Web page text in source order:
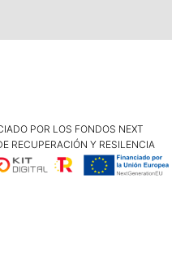
POR LOS FONDOS NEXT
RECUPERACIÓN Y RESILENCIA